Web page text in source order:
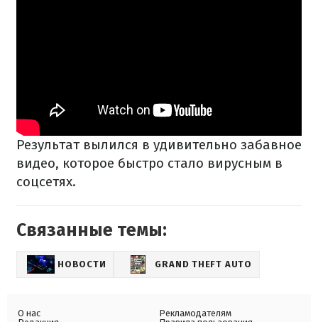
Результат вылился в удивительно забавное
видео, которое быстро стало вирусным в
соцсетях.
Связанные темы:
НОВОСТИ GRAND THEFT AUTO
О нас
Рекламодателям